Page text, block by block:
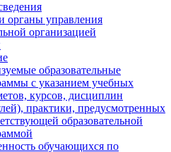
органы управления
организацией
образовательные
с указанием учебных
курсов, дисциплин
практики, предусмотренных
образовательной
обучающихся по